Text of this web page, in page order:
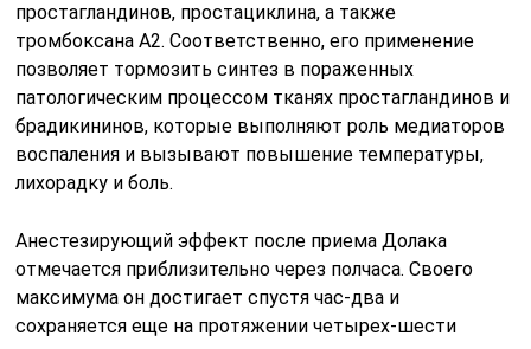
простагландинов, простациклина, а также
тромбоксана А2. Соответственно, его применение
позволяет тормозить синтез в пораженных
патологическим процессом тканях простагландинов и
брадикининов, которые выполняют роль медиаторов
воспаления и вызывают повышение температуры,
лихорадку и боль.
Анестезирующий эффект после приема Долака
отмечается приблизительно через полчаса. Своего
максимума он достигает спустя час-два и
сохраняется еще на протяжении четырех-шести